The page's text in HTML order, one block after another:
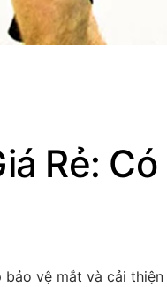
Rẻ:
vệ mắt và cải